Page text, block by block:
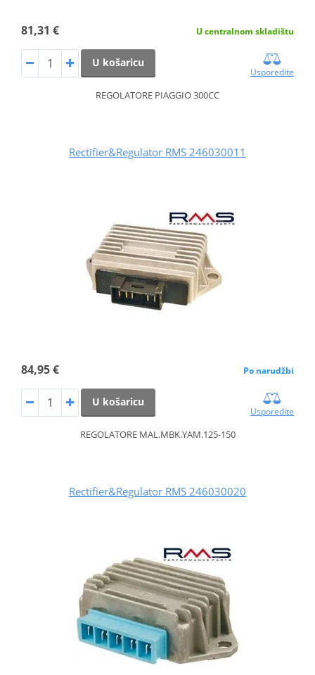
81,31 € U centralnom skladištu
U košaricu
Usporedite
REGOLATORE PIAGGIO 300CC
Rectifier&Regulator RMS 246030011
84,95 € Po narudžbi
U košaricu
Usporedite
REGOLATORE MAL.MBK.YAM.125-150
Rectifier&Regulator RMS 246030020